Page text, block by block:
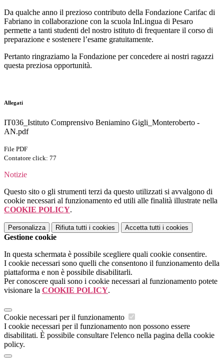
Da qualche anno il prezioso contributo della Fondazione Carifac di
Fabriano in collaborazione con la scuola InLingua di Pesaro
permette a tanti studenti del nostro istituto di frequentare il corso di
preparazione e sostenere l’esame gratuitamente.
Pertanto ringraziamo la Fondazione per concedere ai nostri ragazzi
questa preziosa opportunità.
Allegati
IT036_Istituto Comprensivo Beniamino Gigli_Monteroberto -
AN.pdf
File PDF
Contatore click: 77
Notizie
Questo sito o gli strumenti terzi da questo utilizzati si avvalgono di
cookie necessari al funzionamento ed utili alle finalità illustrate nella
COOKIE POLICY.
Personalizza Rifiuta tutti i cookies Accetta tutti i cookies
Gestione cookie
In questa schermata è possibile scegliere quali cookie consentire.
I cookie necessari sono quelli che consentono il funzionamento della
piattaforma e non è possibile disabilitarli.
Per conoscere quali sono i cookie necessari al funzionamento potete
visionare la COOKIE POLICY.
Cookie necessari per il funzionamento
I cookie necessari per il funzionamento non possono essere
disabilitati. È possibile consultare l'elenco nella pagina della cookie
policy.